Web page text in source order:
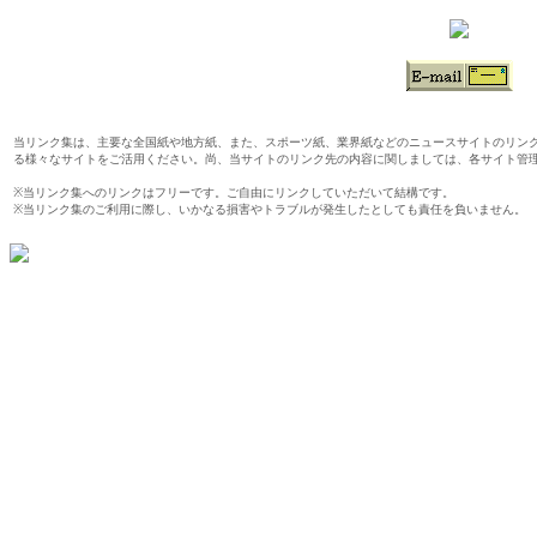
当リンク集は、主要な全国紙や地方紙、また、スポーツ紙、業界紙などのニュースサイトのリ
る様々なサイトをご活用ください。尚、当サイトのリンク先の内容に関しましては、各サイト管
※当リンク集へのリンクはフリーです。ご自由にリンクしていただいて結構です。
※当リンク集のご利用に際し、いかなる損害やトラブルが発生したとしても責任を負いません。